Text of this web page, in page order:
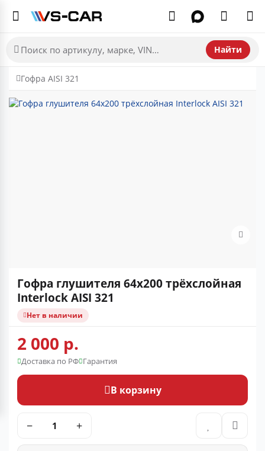
Найти
Гофра AISI 321
Гофра глушителя 64x200 трёхслойная
Interlock AISI 321
Нет в наличии
2 000 р.
Доставка по РФ Гарантия
В корзину
− +